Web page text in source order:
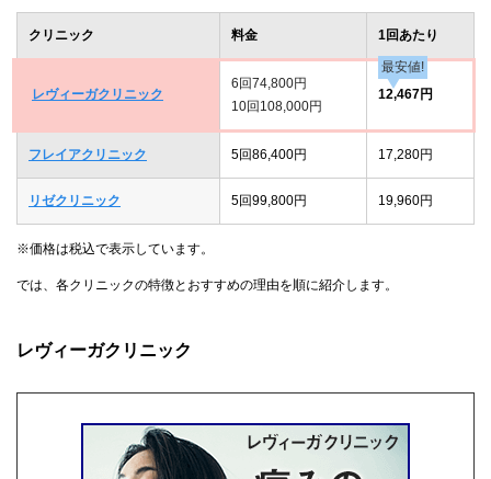
クリニック 料金 1回あたり
レヴィーガクリニック
6回74,800円
10回108,000円
最安値!
12,467円
フレイアクリニック 5回86,400円 17,280円
リゼクリニック 5回99,800円 19,960円
※価格は税込で表示しています。
では、各クリニックの特徴とおすすめの理由を順に紹介します。
レヴィーガクリニック